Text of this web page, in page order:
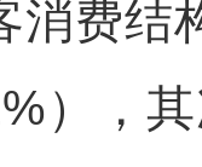
费结
），